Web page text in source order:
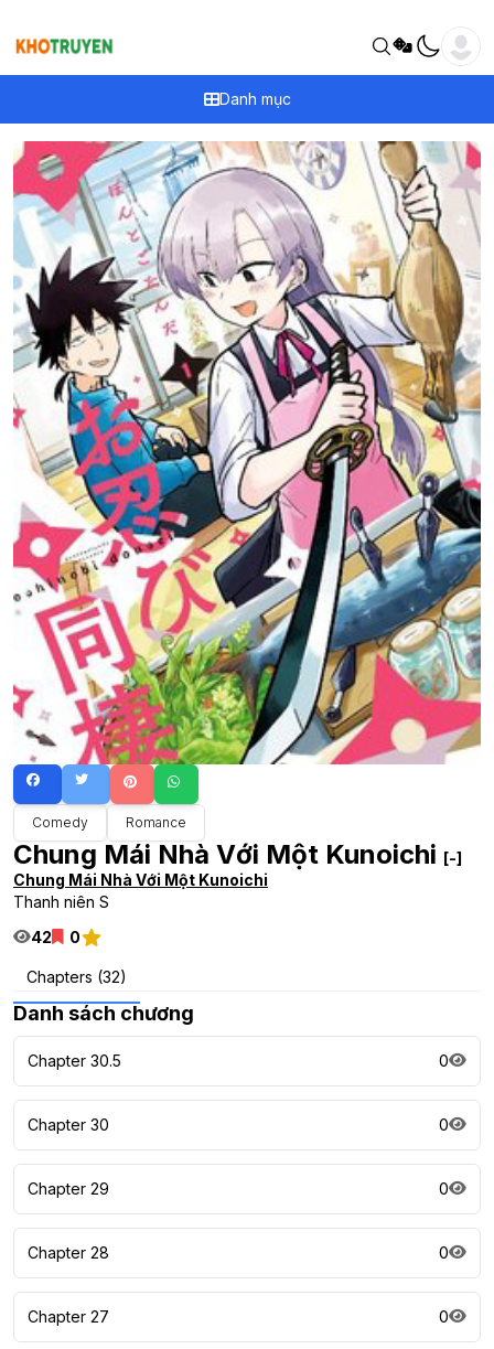
Danh mục
Comedy Romance
Chung Mái Nhà Với Một Kunoichi [-]
Chung Mái Nhà Với Một Kunoichi
Thanh niên S
42
0
Chapters (32)
Danh sách chương
Chapter 30.5 0
Chapter 30 0
Chapter 29 0
Chapter 28 0
Chapter 27 0